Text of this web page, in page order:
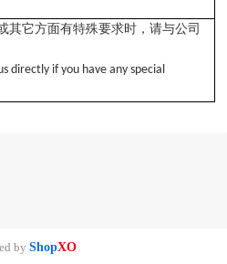
其它方面有特殊要求时，请与公司
directly if you have any special
by ShopXO